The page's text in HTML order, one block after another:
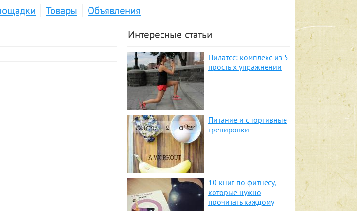
Товары
Объявления
Интересные статьи
Пилатес: комплекс из 5
простых упражнений
Питание и спортивные
тренировки
10 книг по фитнесу,
которые нужно
прочитать каждому